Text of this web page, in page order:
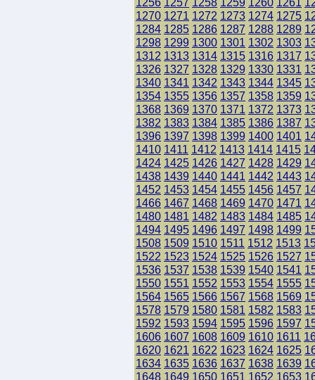
1270 1271 1272 1273 1274 1275
1284 1285 1286 1287 1288 1289
1298 1299 1300 1301 1302 1303
1312 1313 1314 1315 1316 1317
1326 1327 1328 1329 1330 1331
1340 1341 1342 1343 1344 1345
1354 1355 1356 1357 1358 1359
1368 1369 1370 1371 1372 1373
1382 1383 1384 1385 1386 1387
1396 1397 1398 1399 1400 1401
1410 1411 1412 1413 1414 1415
1424 1425 1426 1427 1428 1429
1438 1439 1440 1441 1442 1443
1452 1453 1454 1455 1456 1457
1466 1467 1468 1469 1470 1471
1480 1481 1482 1483 1484 1485
1494 1495 1496 1497 1498 1499
1508 1509 1510 1511 1512 1513
1522 1523 1524 1525 1526 1527
1536 1537 1538 1539 1540 1541
1550 1551 1552 1553 1554 1555
1564 1565 1566 1567 1568 1569
1578 1579 1580 1581 1582 1583
1592 1593 1594 1595 1596 1597
1606 1607 1608 1609 1610 1611
1620 1621 1622 1623 1624 1625
1634 1635 1636 1637 1638 1639
1648 1649 1650 1651 1652 1653